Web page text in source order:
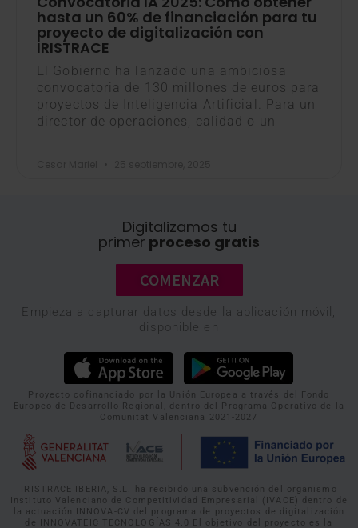
hasta un 60% de financiación para tu
proyecto de digitalización con
IRISTRACE
El Gobierno ha lanzado una ambiciosa
convocatoria de 130 millones de euros para
proyectos de Inteligencia Artificial. Para un
director de operaciones, calidad o un
Digitalizamos tu
primer proceso gratis
COMENZAR
Empieza a capturar datos desde la aplicación móvil,
disponible en
Proyecto cofinanciado por la Unión Europea a través del Fondo
Europeo de Desarrollo Regional, dentro del Programa Operativo de la
Comunitat Valenciana 2021-2027
IRISTRACE IBERIA, S.L. ha recibido una subvención del organismo
Instituto Valenciano de Competitividad Empresarial (IVACE) dentro de
la actuación INNOVA-CV del programa de proyectos de digitalización
de INNOVATEIC TECNOLOGÍAS 4.0 El objetivo del proyecto es la